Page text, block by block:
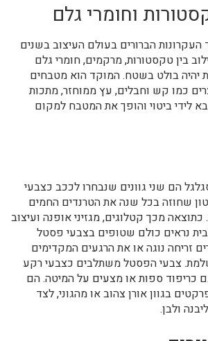
וחומרי גלם
הברורים בעולם העיצוב בשנים
בין טקסטורות, מרקמים, חומרי גלם
יהיה בולט בשטח. המוקד הוא מטבחים
כמו קש וחבלים, עץ ממוחזר, מתכות
לידי ביטוי והופך את המטבח למקום
הם שני גוונים שנבחרו לככב כצבעי
שחוזה בכל שנה את הטרנדים החמים
מכך קטלוגים, מגזיני אופנה ועיצוב
נראים כולם שטופים בצבעי פסטל
זריחה נוגה או את הרגעים המקדימים
צבעי הפסטל משתלבים כצבעי רקע
כריפוד ספות או מצעים על המיטה. הם
בגוון אורן צהוב או מהגוני, לצד
ולבן.